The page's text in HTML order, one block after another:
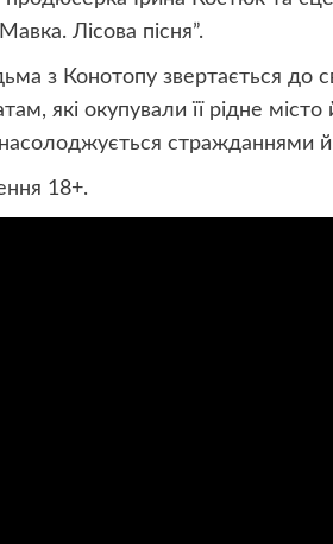
Лісова пісня”.
з Конотопу звертається до
які окупували її рідне
насолоджується стражданнями
18+.